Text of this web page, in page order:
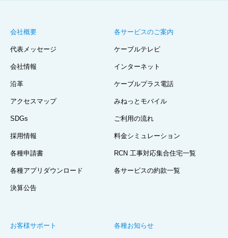
会社概要
代表メッセージ
会社情報
沿革
アクセスマップ
SDGs
採用情報
各種申請書
各種アプリダウンロード
決算公告
各サービスのご案内
ケーブルテレビ
インターネット
ケーブルプラス電話
みねっとモバイル
ご利用の流れ
料金シミュレーション
RCN 工事対応集合住宅一覧
各サービスの約款一覧
お客様サポート 各種お知らせ